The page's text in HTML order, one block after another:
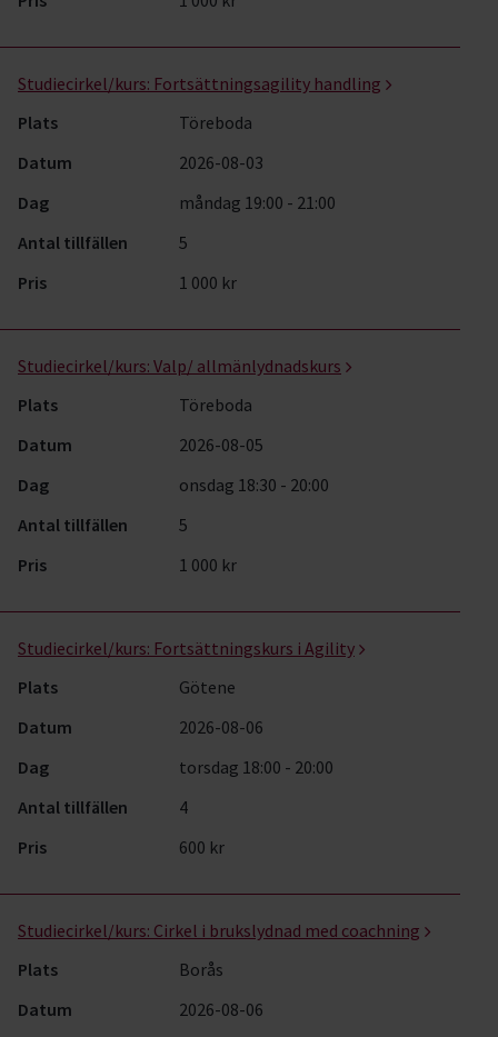
Studiecirkel/kurs: Fortsättningsagility handling
Plats
Töreboda
Datum
2026-08-03
Dag
måndag 19:00 - 21:00
Antal tillfällen
5
Pris
1 000 kr
Studiecirkel/kurs: Valp/ allmänlydnadskurs
Plats
Töreboda
Datum
2026-08-05
Dag
onsdag 18:30 - 20:00
Antal tillfällen
5
Pris
1 000 kr
Studiecirkel/kurs: Fortsättningskurs i Agility
Plats
Götene
Datum
2026-08-06
Dag
torsdag 18:00 - 20:00
Antal tillfällen
4
Pris
600 kr
Studiecirkel/kurs: Cirkel i brukslydnad med coachning
Plats
Borås
Datum
2026-08-06